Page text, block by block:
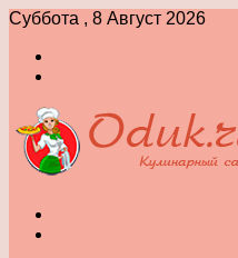
Суббота , 8 Август 2026